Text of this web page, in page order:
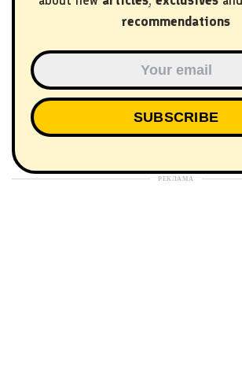
recommendations
РЕКЛАМА